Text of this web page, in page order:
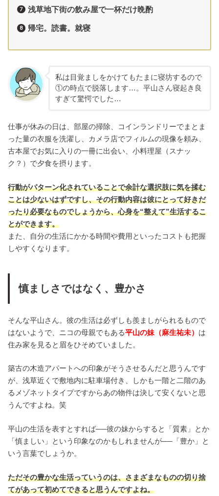
浅草地下街の飲み屋で一杯だけ晩酌
帰宅。読書。就寝
私は目覚ましをかけてもたまに寝坊するので
①の時点で脱落します…。平山さん寝起き良
すぎて驚愕でした…
仕事が休みの日は、部屋の掃除、コインランドリーでまとま
った量の衣服を洗濯し、カメラ店でフィルムの現像を頼み、
古本屋でお気に入りの一冊に出会い、小料理屋（スナッ
ク？）で夕食を摂ります。
行動がパターン化されていることで余計な選択肢に気を揉む
ことは少ないはずですし、その行動内容は彼にとって好きだ
ったり必要なものでしょうから、心身を“整えて”生活するこ
とができます。
また、自分の生活にかかる時間や費用といったコストも把握
しやすくなります。
慎ましさではなく、豊かさ
そんな平山さん。彼の生活は必ずしも羨ましがられるもので
はないようで、ニコの母親でもある平山の妹（麻生祐未） は
住み家を見ると眉をひそめていました。
築古の木造アパートへの印象がそうさせるんだと思うんです
が、浅草近くで敷地内に駐車場付き、しかも一階と二階のあ
るメゾネットタイプですからあの物件は決して安くないと思
うんですよね。笑
平山の生活を表すとすれば──彼の妹からすると「質素」とか
「慎ましい」という印象なのかもしれませんが──「豊か」と
いう言葉でしょうか。
ただその豊かな生活っていうのは、さまざまなものの切り捨
てがあって初めてできると思うんですよね。